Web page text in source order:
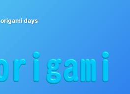
origami days